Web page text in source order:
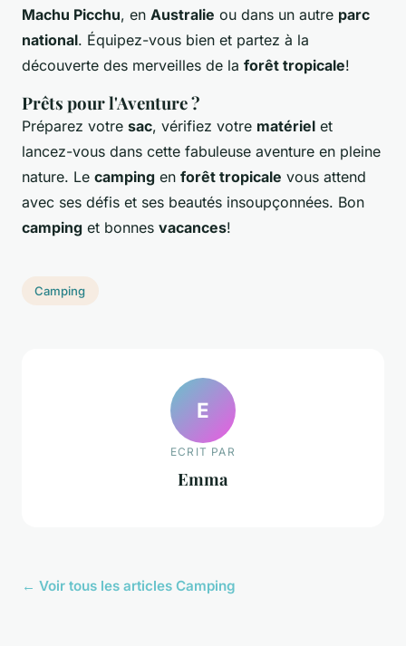
Machu Picchu, en Australie ou dans un autre parc
national. Équipez-vous bien et partez à la
découverte des merveilles de la forêt tropicale!
Prêts pour l'Aventure ?
Préparez votre sac, vérifiez votre matériel et
lancez-vous dans cette fabuleuse aventure en pleine
nature. Le camping en forêt tropicale vous attend
avec ses défis et ses beautés insoupçonnées. Bon
camping et bonnes vacances!
Camping
E
ECRIT PAR
Emma
← Voir tous les articles Camping